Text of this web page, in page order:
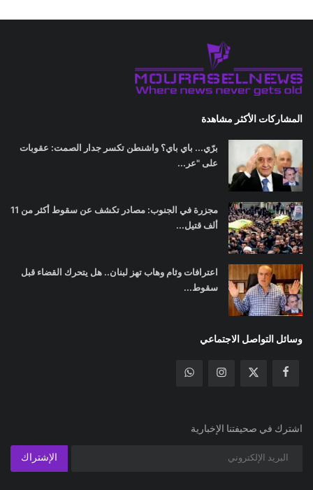
المشاركات الأكثر مشاهدة
برّي... باي باي؟ واشنطن تكسر جدار الصمت: عقوبات
على "عر...
مجزرة في الجنوب: مصادر تكشف عن سقوط أكثر من 11
ألف قتيل...
اعترافات وئام وهاب تهز لبنان.. هل يتحرك القضاء قبل
سقوط...
وسائل التواصل الاجتماعي
اشترك في صحيفتنا الإخبارية
الإشتراك